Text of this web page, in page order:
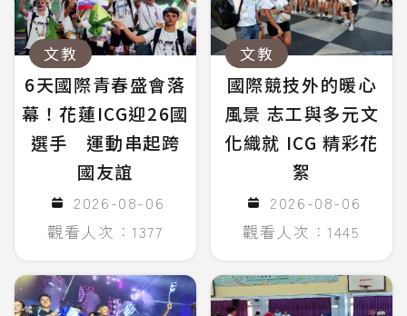
文教
6天國際青春盛會落
幕！花蓮ICG迎26國
選手 運動串起跨
國友誼
2026-08-06
觀看人次：1377
文教
國際競技外的暖心
風景 志工與多元文
化織就 ICG 精彩花
絮
2026-08-06
觀看人次：1445